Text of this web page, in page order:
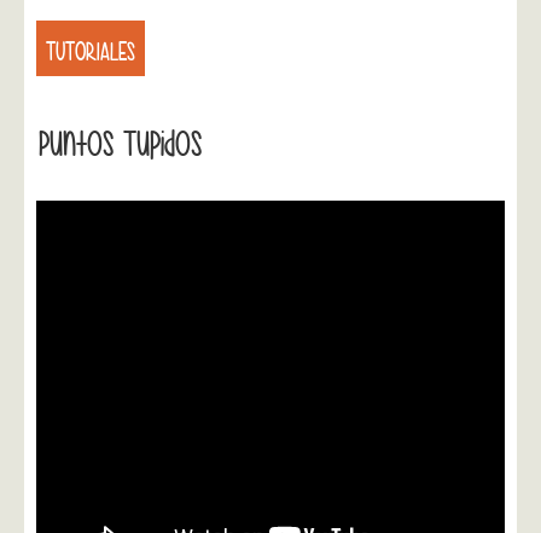
TUTORIALES
Puntos Tupidos